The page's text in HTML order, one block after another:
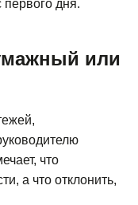
дня.
или
что
а что отклонить,